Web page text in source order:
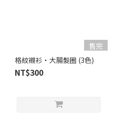
售完
格紋襯衫・大腸髮圈 (3色)
NT$300